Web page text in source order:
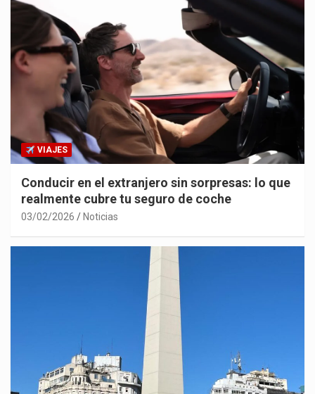
VIAJES
Conducir en el extranjero sin sorpresas: lo que
realmente cubre tu seguro de coche
03/02/2026 Noticias